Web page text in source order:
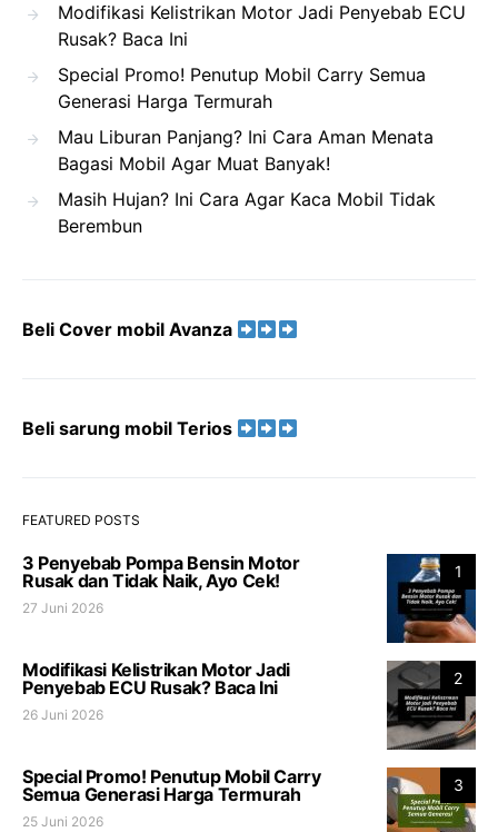
Modifikasi Kelistrikan Motor Jadi Penyebab ECU
Rusak? Baca Ini
Special Promo! Penutup Mobil Carry Semua
Generasi Harga Termurah
Mau Liburan Panjang? Ini Cara Aman Menata
Bagasi Mobil Agar Muat Banyak!
Masih Hujan? Ini Cara Agar Kaca Mobil Tidak
Berembun
Beli Cover mobil Avanza
Beli sarung mobil Terios
FEATURED POSTS
1
3 Penyebab Pompa Bensin Motor
Rusak dan Tidak Naik, Ayo Cek!
27 Juni 2026
2
Modifikasi Kelistrikan Motor Jadi
Penyebab ECU Rusak? Baca Ini
26 Juni 2026
3
Special Promo! Penutup Mobil Carry
Semua Generasi Harga Termurah
25 Juni 2026